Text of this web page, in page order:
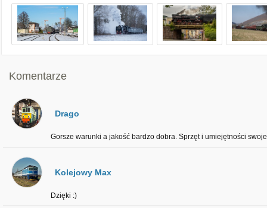
Komentarze
Drago
Gorsze warunki a jakość bardzo dobra. Sprzęt i umiejętności
Kolejowy Max
Dzięki :)